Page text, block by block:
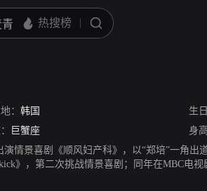
： 韩国 生日
巨蟹座 身高
情景喜剧《顺风妇产科》，以“郑培”一角出
》，第二次挑战情景喜剧；同年在MBC电
，饰演少年胜灿。2010年在KBS电视剧《九